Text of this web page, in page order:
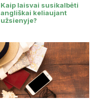
Kaip laisvai susikalbėti
angliškai keliaujant
užsienyje?